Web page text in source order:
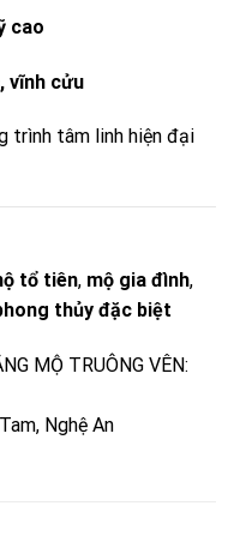
cao
vĩnh cửu
trình tâm linh hiện đại
tổ tiên, mộ gia đình,
thủy đặc biệt
MỘ TRUÔNG VÊN:
Nghệ An